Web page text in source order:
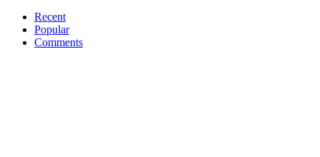
Recent
Popular
Comments